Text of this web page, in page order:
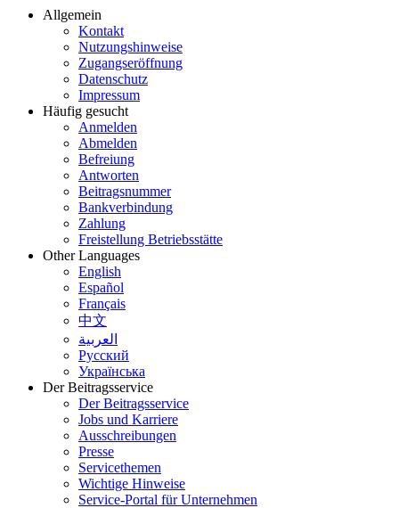
Allgemein
Kontakt
Nutzungshinweise
Zugangseröffnung
Datenschutz
Impressum
Häufig gesucht
Anmelden
Abmelden
Befreiung
Antworten
Beitragsnummer
Bankverbindung
Zahlung
Freistellung Betriebsstätte
Other Languages
English
Español
Français
中文
العربية
Русский
Українська
Der Beitragsservice
Der Beitragsservice
Jobs und Karriere
Ausschreibungen
Presse
Servicethemen
Wichtige Hinweise
Service-Portal für Unternehmen